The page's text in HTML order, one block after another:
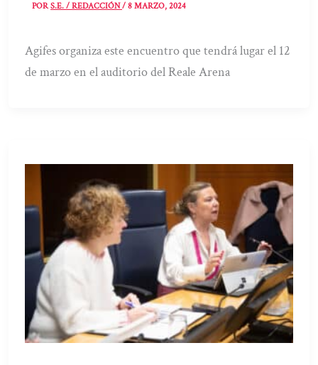
PORS.E. / REDACCIÓN/8 MARZO, 2024
Agifes organiza este encuentro que tendrá lugar el 12
de marzo en el auditorio del Reale Arena